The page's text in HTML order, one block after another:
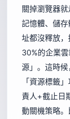
關掉瀏覽器
記憶體、儲
址都沒釋放
30%的企業
源」。這時
「資源標籤
責人+截止日
動關機策略